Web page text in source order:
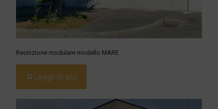
Recinzione modulare modello MARE
Leggi di più